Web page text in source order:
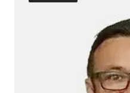
Servicerückstellung
Steuergerät
Turbolader
unbekannte Funktion
Zurücksetzen der AGR